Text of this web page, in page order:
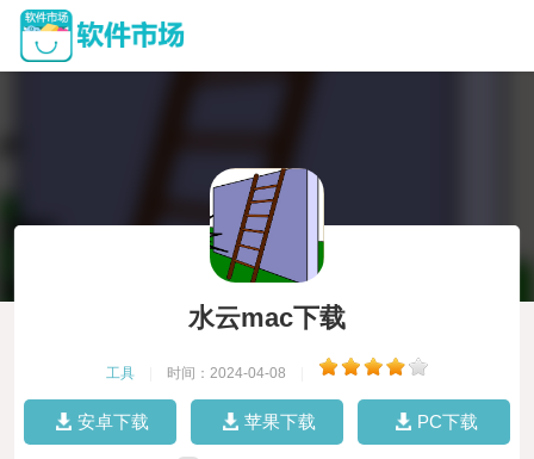
水云mac下载
工具 时间：2024-04-08
安卓下载 苹果下载 PC下载